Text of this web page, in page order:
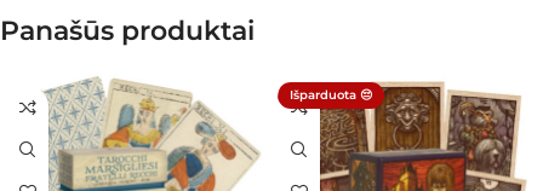
Panašūs produktai
Išparduota 😔